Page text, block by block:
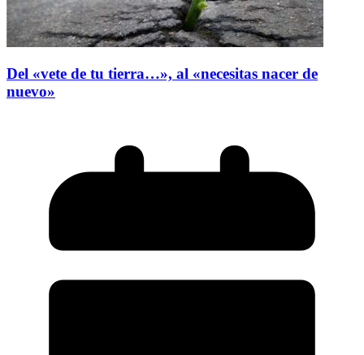
Del «vete de tu tierra…», al «necesitas nacer de
nuevo»